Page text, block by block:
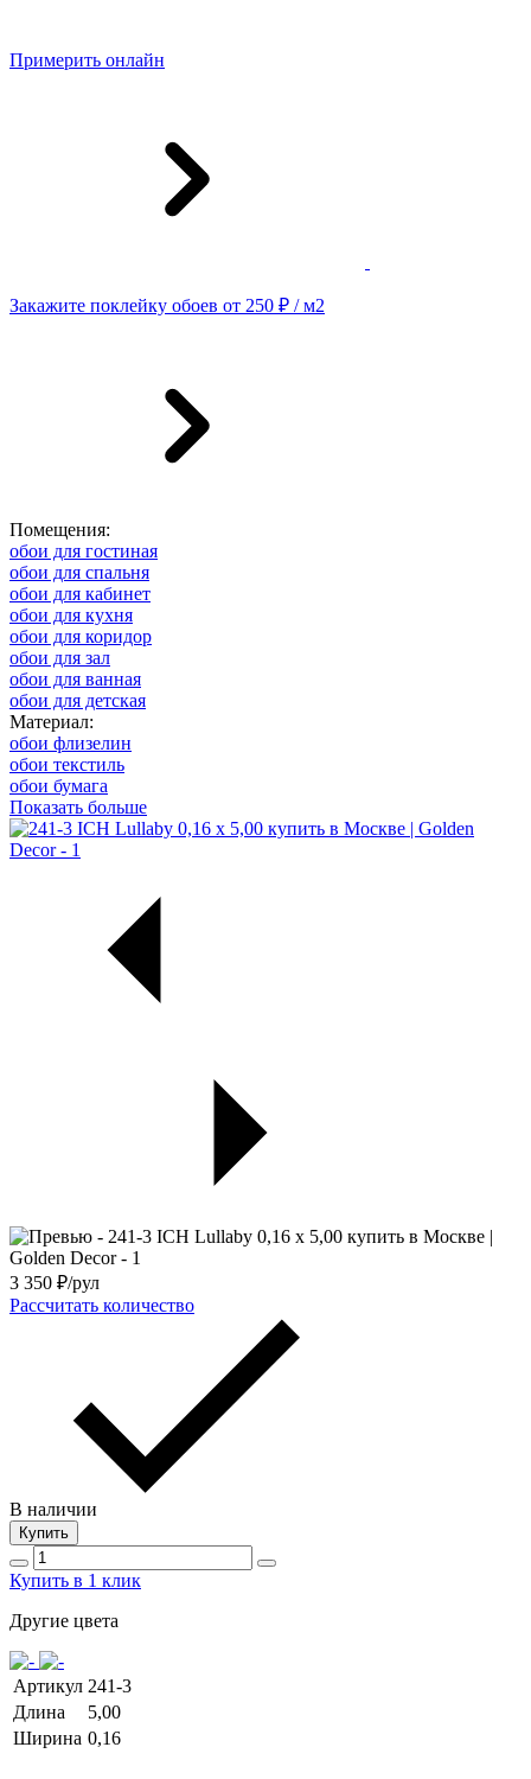
Примерить онлайн
Закажите поклейку обоев от 250 ₽ / м2
Помещения:
обои для гостиная
обои для спальня
обои для кабинет
обои для кухня
обои для коридор
обои для зал
обои для ванная
обои для детская
Материал:
обои флизелин
обои текстиль
обои бумага
Показать больше
3 350 ₽/рул
Рассчитать количество
В наличии
Купить
Купить в 1 клик
Другие цвета
Артикул 241-3
Длина
5,00
Ширина 0,16